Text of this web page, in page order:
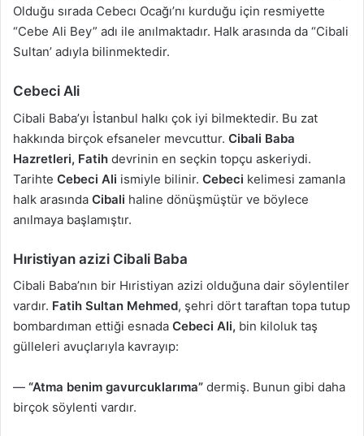
Olduğu sırada Cebecı Ocağı’nı kurduğu için resmiyette
“Cebe Ali Bey” adı ile anılmaktadır. Halk arasında da “Cibali
Sultan’ adıyla bilinmektedir.
Cebeci Ali
Cibali Baba’yı İstanbul halkı çok iyi bilmektedir. Bu zat
hakkında birçok efsaneler mevcuttur. Cibali Baba
Hazretleri, Fatih devrinin en seçkin topçu askeriydi.
Tarihte Cebeci Ali ismiyle bilinir. Cebeci kelimesi zamanla
halk arasında Cibali haline dönüşmüştür ve böylece
anılmaya başlamıştır.
Hıristiyan azizi Cibali Baba
Cibali Baba’nın bir Hıristiyan azizi olduğuna dair söylentiler
vardır. Fatih Sultan Mehmed, şehri dört taraftan topa tutup
bombardıman ettiği esnada Cebeci Ali, bin kiloluk taş
gülleleri avuçlarıyla kavrayıp:
— “Atma benim gavurcuklarıma” dermiş. Bunun gibi daha
birçok söylenti vardır.